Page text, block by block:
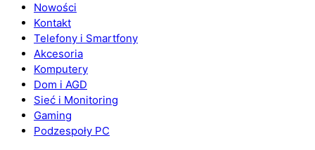
Nowości
Kontakt
Telefony i Smartfony
Akcesoria
Komputery
Dom i AGD
Sieć i Monitoring
Gaming
Podzespoły PC